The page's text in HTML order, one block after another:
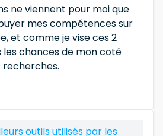
ne viennent pour moi que
mes compétences sur
et comme je vise ces 2
les chances de mon coté
outils utilisés par les